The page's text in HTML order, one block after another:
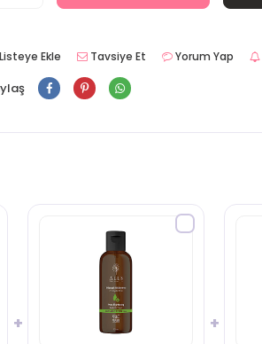
Listeye Ekle Tavsiye Et Yorum Yap
+ +